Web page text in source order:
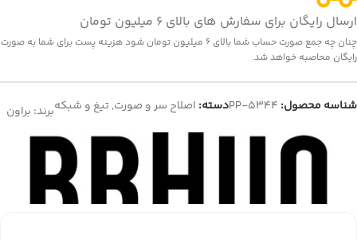
ارسال رایگان برای سفارش های بالای 6 میلیون تومان
چنان چه جمع صورت حساب شما بالای 6 میلیون تومان شود هزینه پست برای شما به صورت
رایگان محاصبه خواهد شد.
شناسه محصول: PP-5344دسته: اصلاح سر و صورت,تیغ و شبکهبرند: براون